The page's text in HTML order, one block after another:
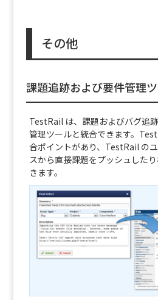
その他
課題追跡および要件管理
TestRail は、課題およびバグ追
管理ツールと統合できます。
合ポイントがあり、TestRail の
スから直接課題をプッシュした
きます。